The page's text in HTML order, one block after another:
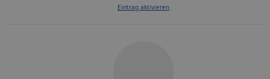
Eintrag aktivieren